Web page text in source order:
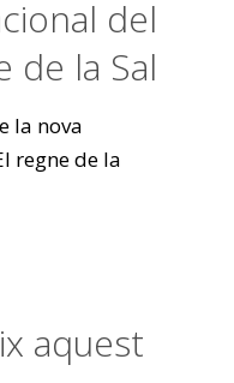
del
de la Sal
nova
regne de la
aquest